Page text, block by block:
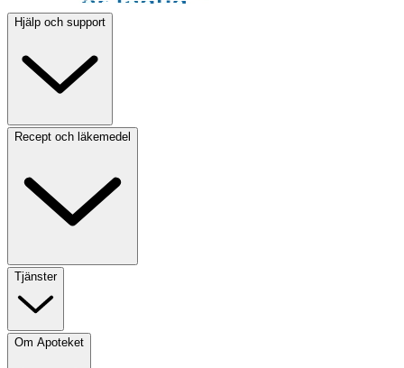
Hjälp och support
Recept och läkemedel
Tjänster
Om Apoteket